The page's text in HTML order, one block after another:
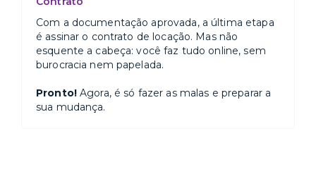
Com a documentação aprovada, a última etapa
é assinar o contrato de locação. Mas não
esquente a cabeça: você faz tudo online, sem
burocracia nem papelada.
Pronto!Agora, é só fazer as malas e preparar a
sua mudança.